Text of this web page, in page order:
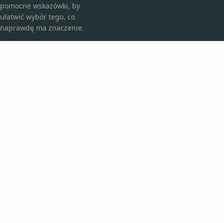
pomocne wskazówki, by
ułatwić wybór tego, co
naprawdę ma znaczenie.